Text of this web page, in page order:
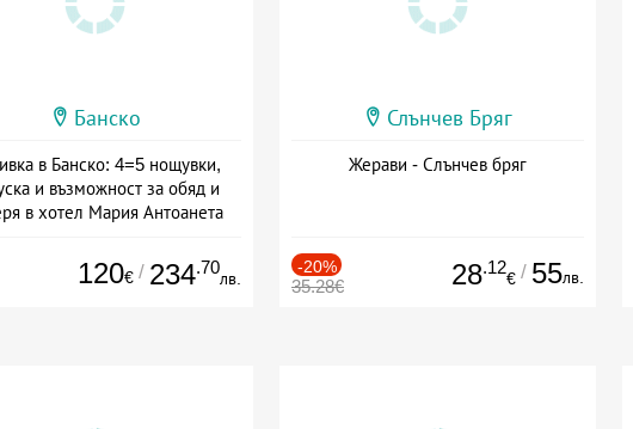
Банско
в Банско: 4=5 нощувки,
и възможност за обяд и
в хотел Мария Антоанета
120€ / 234.70
лв.
Слънчев Бряг
Жерави - Слънчев бряг
-20%
35.28€ 28.12
€ / 55лв.